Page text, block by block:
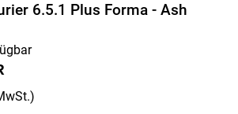
6.5.1 Plus Forma - Ash